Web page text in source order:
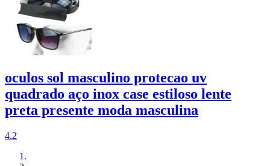
oculos sol masculino protecao uv
quadrado aço inox case estiloso lente
preta presente moda masculina
4.2